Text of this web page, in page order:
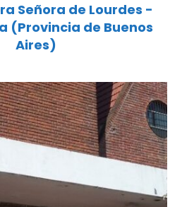
Señora de Lourdes -
(Provincia de Buenos
Aires)